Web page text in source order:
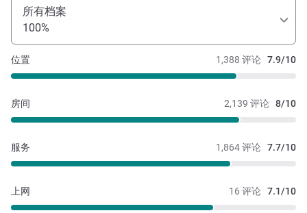
所有档案
100%
1,388 评论 7.9/10
位置
2,139 评论 8/10
房间
1,864 评论 7.7/10
服务
16 评论 7.1/10
上网